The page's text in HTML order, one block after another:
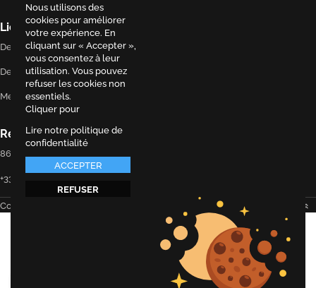
Nous utilisons des
cookies pour améliorer
votre expérience. En
cliquant sur « Accepter »,
vous consentez à leur
utilisation. Vous pouvez
refuser les cookies non
essentiels.
Cliquer pour
Lire notre politique de
confidentialité
ACCEPTER
REFUSER
Liens utiles
Demande de réservation
Demande de contact
Mentions légales
Restons en contact
86 rue voltaire, Montreuil 93100
+33 7 67 42 62 60
Copyright 2024 © Défiler vers le haut